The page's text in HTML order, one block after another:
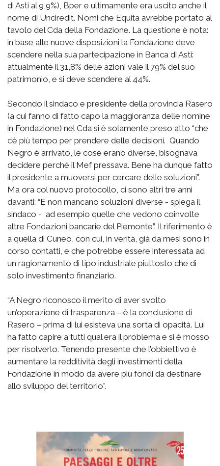
di Asti al 9,9%), Bper e ultimamente era uscito anche il
nome di Unciredit. Nomi che Equita avrebbe portato al
tavolo del Cda della Fondazione. La questione è nota:
in base alle nuove disposizioni la Fondazione deve
scendere nella sua partecipazione in Banca di Asti:
attualmente il 31,8% delle azioni vale il 79% del suo
patrimonio, e si deve scendere al 44%.
Secondo il sindaco e presidente della provincia Rasero
(a cui fanno di fatto capo la maggioranza delle nomine
in Fondazione) nel Cda si è solamente preso atto “che
c’è più tempo per prendere delle decisioni. Quando
Negro è arrivato, le cose erano diverse, bisognava
decidere perché il Mef pressava. Bene ha dunque fatto
il presidente a muoversi per cercare delle soluzioni”.
Ma ora col nuovo protocollo, ci sono altri tre anni
davanti: “E non mancano soluzioni diverse - spiega il
sindaco - ad esempio quelle che vedono coinvolte
altre Fondazioni bancarie del Piemonte”. Il riferimento è
a quella di Cuneo, con cui, in verità, già da mesi sono in
corso contatti, e che potrebbe essere interessata ad
un ragionamento di tipo industriale piuttosto che di
solo investimento finanziario.
“A Negro riconosco il merito di aver svolto
un’operazione di trasparenza – è la conclusione di
Rasero – prima di lui esisteva una sorta di opacità. Lui
ha fatto capire a tutti qual era il problema e si è mosso
per risolverlo. Tenendo presente che l’obbiettivo è
aumentare la redditività degli investimenti della
Fondazione in modo da avere più fondi da destinare
allo sviluppo del territorio”.